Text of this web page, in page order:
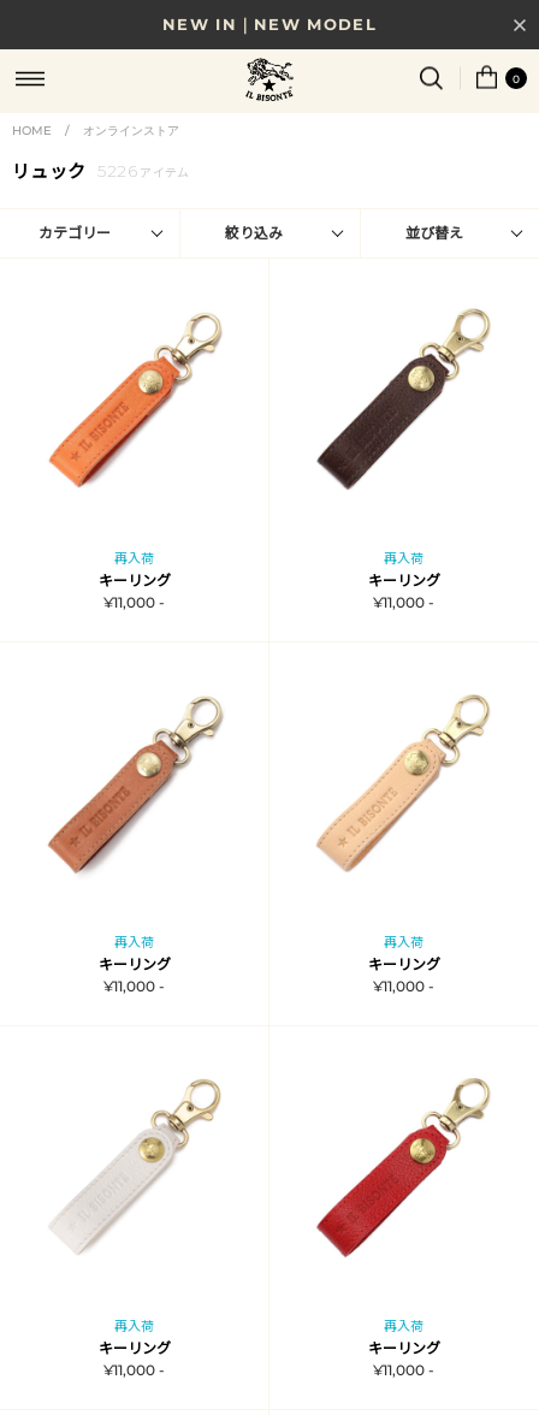
8/17(月)10時まで｜税込11,000円以上で送料無料
贈る相手やシーンから選べる、新しいギフトガイド
NEW IN｜COLOR LEATHER
0
HOME / オンラインストア
リュック 5226 アイテム
カテゴリー 絞り込み 並び替え
再入荷
キーリング
¥11,000 -
再入荷
キーリング
¥11,000 -
再入荷
キーリング
¥11,000 -
再入荷
キーリング
¥11,000 -
再入荷
キーリング
¥11,000 -
再入荷
キーリング
¥11,000 -